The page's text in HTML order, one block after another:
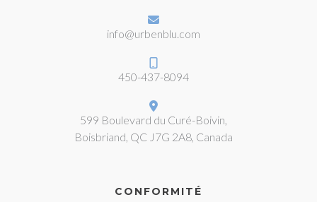
info@urbenblu.com
450-437-8094
599 Boulevard du Curé-Boivin,
Boisbriand, QC J7G 2A8, Canada
CONFORMITÉ